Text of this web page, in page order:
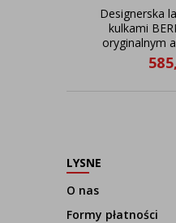
Designerska
kulkami
oryginalnym
LYSNE
O nas
Formy płatności